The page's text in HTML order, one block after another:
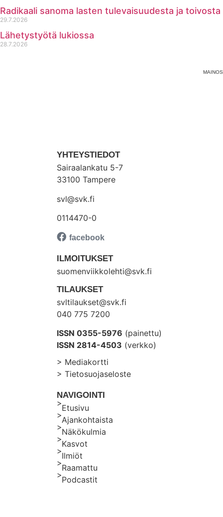
Radikaali sanoma lasten tulevaisuudesta ja toivosta
29.7.2026
Lähetystyötä lukiossa
28.7.2026
MAINOS
YHTEYSTIEDOT
Sairaalankatu 5-7
33100 Tampere
svl@svk.fi
0114470-0
ILMOITUKSET
suomenviikkolehti@svk.fi
TILAUKSET
svltilaukset@svk.fi
040 775 7200
ISSN 0355-5976 (painettu)
ISSN 2814-4503 (verkko)
> Mediakortti
> Tietosuojaseloste
NAVIGOINTI
Etusivu
Ajankohtaista
Näkökulmia
Kasvot
Ilmiöt
Raamattu
Podcastit